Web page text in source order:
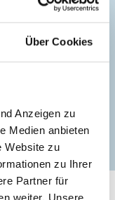
Über Cookies
Anzeigen zu
Medien anbieten
Website zu
zu Ihrer
Partner für
weiter. Unsere
Zeitreise
große Entdecker.